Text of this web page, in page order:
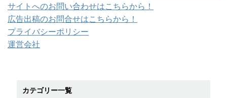
サイトへのお問い合わせはこちらから！
広告出稿のお問合せはこちらから！
プライバシーポリシー
運営会社
カテゴリー一覧